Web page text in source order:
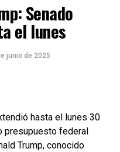
Senado
el lunes
junio de 2025
hasta el lunes 30
presupuesto federal
Trump, conocido